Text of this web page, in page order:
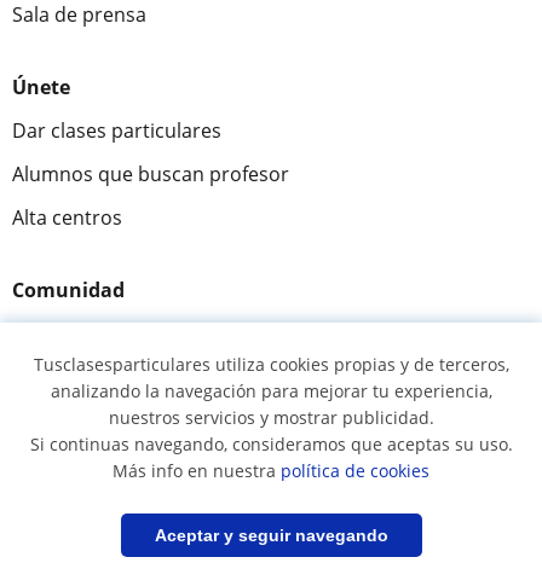
Guardar búsqueda
Sala de prensa
Únete
Dar clases particulares
Alumnos que buscan profesor
Alta centros
Comunidad
Preguntas y respuestas
Fantástica★★★★★ 9,5/10
305915opiniones de alumnos
Tusclasesparticulares utiliza cookies propias y de terceros,
analizando la navegación para mejorar tu experiencia,
nuestros servicios y mostrar publicidad.
Si continuas navegando, consideramos que aceptas su uso.
Más info en nuestra política de cookies
Aceptar y seguir navegando